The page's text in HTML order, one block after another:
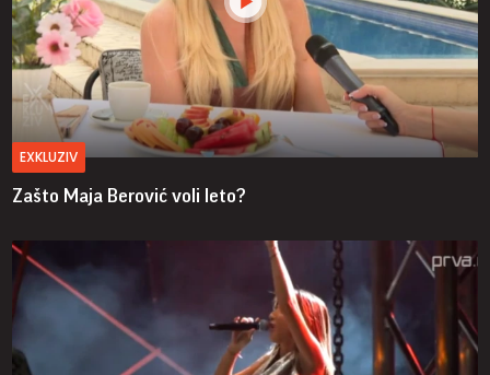
EXKLUZIV
Zašto Maja Berović voli leto?